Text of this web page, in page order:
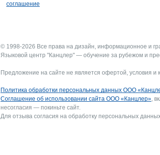
соглашение
© 1998-2026 Все права на дизайн, информационное и
Языковой центр "Канцлер" — обучение за рубежом и
Предложение на сайте не является офертой, условия и
Политика обработки персональных данных ООО
Соглашение об использовании сайта ООО «Канцлер»,
несогласия — покиньте сайт.
Для отзыва согласия на обработку персональных